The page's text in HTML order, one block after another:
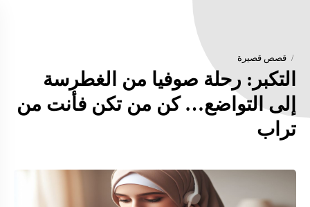
قصص قصيرة
التكبر: رحلة صوفيا من الغطرسة
إلى التواضع… كن من تكن فأنت من
تراب